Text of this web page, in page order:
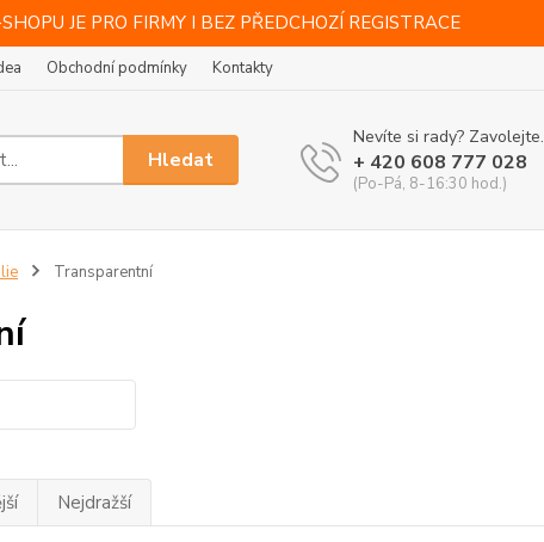
JE PRO FIRMY I BEZ PŘEDCHOZÍ REGISTRACE
Obchodní podmínky Kontakty
Hledat
Nevíte si rady? Zavolejte.
+ 420 608 777 028
(Po-Pá, 8-16:30 hod.)
Transparentní
Nejdražší